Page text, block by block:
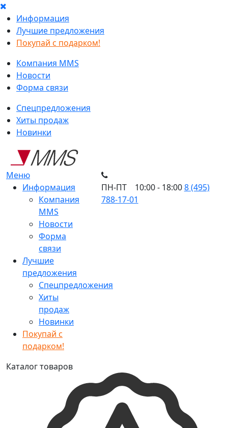
Информация
Лучшие предложения
Покупай с подарком!
Компания MMS
Новости
Форма связи
Спецпредложения
Хиты продаж
Новинки
Меню
Информация
Компания
MMS
Новости
Форма
связи
Лучшие
предложения
Спецпредложения
Хиты
продаж
Новинки
Покупай с
подарком!
ПН-ПТ 10:00 - 18:008 (495)
788-17-01
Каталог товаров